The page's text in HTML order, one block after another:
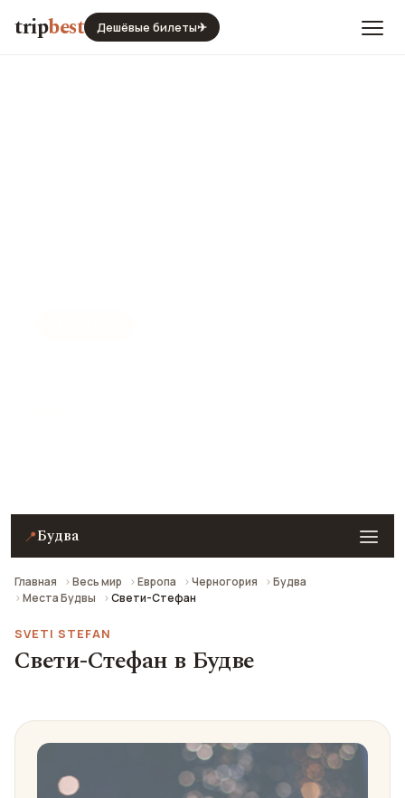
tripbest Дешёвые билеты✈
📍Будва
Главная Весь мир Европа Черногория
Будва
Места Будвы
Свети-Стефан
SVETI STEFAN
Свети-Стефан в Будве